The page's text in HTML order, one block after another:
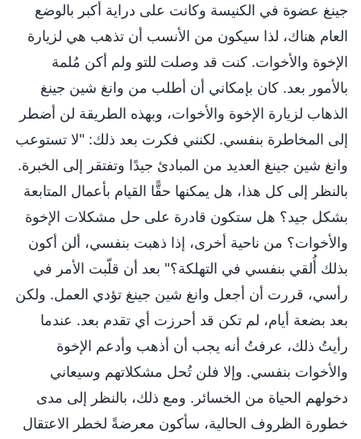
جينغ عضوة في الكنيسة وكانت على دراية أكبر بالوضع
العام هناك، لذا سيكون من الأنسب أن تذهب هي لزيارة
الإخوة والأخوات. كنت قد وصلت للتو ولم أكن مُلمة
بالأمور بعد. كان بإمكاني أن أطلب من وانغ شين جينغ
الذهاب لزيارة الإخوة والأخوات، وبهذه الطريقة لن أضطر
إلى المخاطرة بنفسي. لكنني فكرت بعد ذلك: "لا تستوعب
وانغ شين جينغ العديد من المبادئ جيدًا وتفتقر إلى الخبرة.
بالنظر إلى كل هذا، هل يمكنها حقًّا القيام بأعمال المتابعة
بشكل جيد؟ هل ستكون قادرة على حل مشكلات الإخوة
والأخوات؟ من ناحية أخرى، إذا ذهبت بنفسي، ألن أكون
بذلك أُلقي بنفسي في التهلكة؟" بعد أن قلّبت الأمر في
رأسي، قررت أن أجعل وانغ شين جينغ تؤدي العمل. ولكن
بعد بضعة أيام، لم تكن قد أحرزت أي تقدم بعد. عندما
رأيتُ ذلك، عرفتُ أنه يجب أن أذهب وأدعم الإخوة
والأخوات بنفسي. وإلا فلن تُحل مشكلاتهم وسيعاني
دخولهم الحياة من الخسائر. ومع ذلك، بالنظر إلى مدى
خطورة الظروف الحالية، سأكون معرضةً لخطر الاعتقال